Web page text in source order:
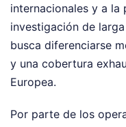
internacionales y a
investigación de
busca diferenciarse
y una cobertura
Europea.
Por parte de los